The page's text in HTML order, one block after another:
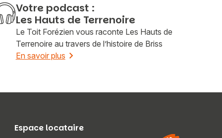
Votre podcast :
Les Hauts de Terrenoire
Le Toit Forézien vous raconte Les Hauts de
Terrenoire au travers de l’histoire de Briss
En savoir plus
Espace locataire